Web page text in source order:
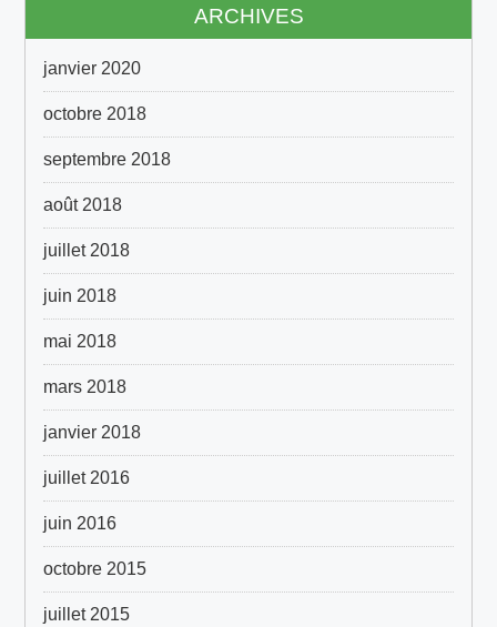
ARCHIVES
janvier 2020
octobre 2018
septembre 2018
août 2018
juillet 2018
juin 2018
mai 2018
mars 2018
janvier 2018
juillet 2016
juin 2016
octobre 2015
juillet 2015